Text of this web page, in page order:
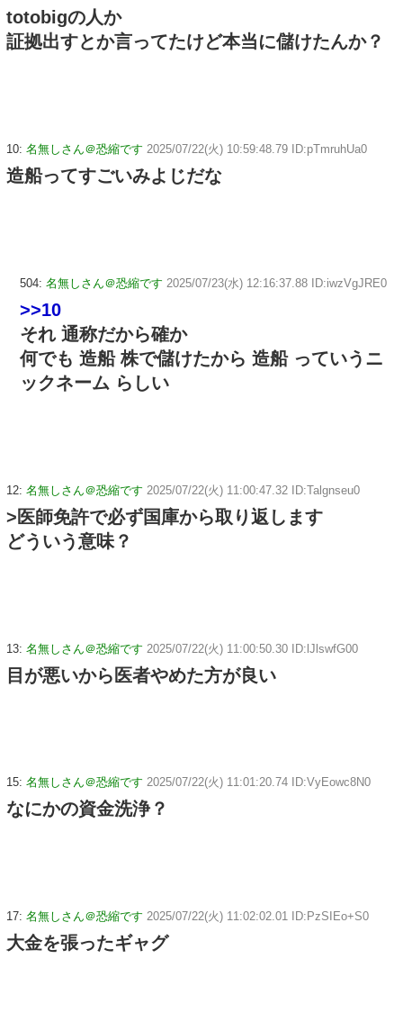
totobigの人か
証拠出すとか言ってたけど本当に儲けたんか？
10: 名無しさん＠恐縮です 2025/07/22(火) 10:59:48.79 ID:pTmruhUa0
造船ってすごいみよじだな
504: 名無しさん＠恐縮です 2025/07/23(水) 12:16:37.88 ID:iwzVgJRE0
>>10
それ 通称だから確か
何でも 造船 株で儲けたから 造船 っていうニ
ックネーム らしい
12: 名無しさん＠恐縮です 2025/07/22(火) 11:00:47.32 ID:Talgnseu0
>医師免許で必ず国庫から取り返します
どういう意味？
13: 名無しさん＠恐縮です 2025/07/22(火) 11:00:50.30 ID:lJlswfG00
目が悪いから医者やめた方が良い
15: 名無しさん＠恐縮です 2025/07/22(火) 11:01:20.74 ID:VyEowc8N0
なにかの資金洗浄？
17: 名無しさん＠恐縮です 2025/07/22(火) 11:02:02.01 ID:PzSIEo+S0
大金を張ったギャグ